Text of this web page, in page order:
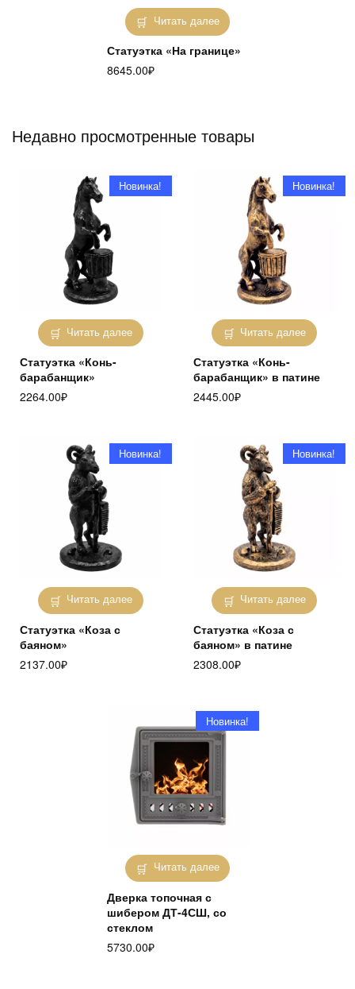
Читать далее
Статуэтка «На границе»
8645.00₽
Недавно просмотренные товары
Читать далее
Новинка!
Статуэтка «Конь-
барабанщик»
2264.00₽
Читать далее
Новинка!
Статуэтка «Конь-
барабанщик» в патине
2445.00₽
Читать далее
Новинка!
Статуэтка «Коза с
баяном»
2137.00₽
Читать далее
Новинка!
Статуэтка «Коза с
баяном» в патине
2308.00₽
Читать далее
Новинка!
Дверка топочная с
шибером ДТ-4СШ, со
стеклом
5730.00₽